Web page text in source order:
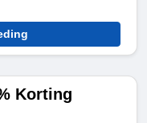
Korting